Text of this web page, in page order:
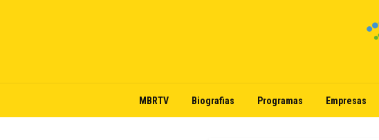
MBRTV Biografias Programas Empresas